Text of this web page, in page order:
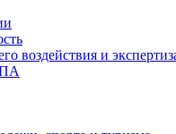
воздействия и